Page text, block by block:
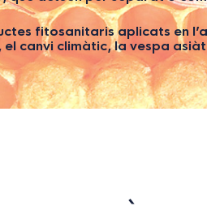
fitosanitaris aplicats en
el canvi climàtic, la vespa